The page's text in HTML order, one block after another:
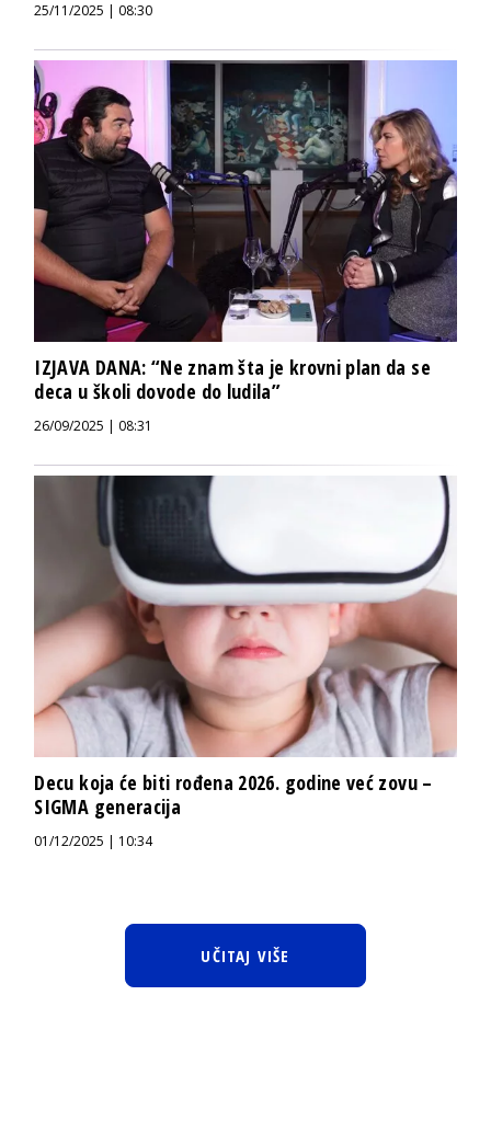
25/11/2025 | 08:30
IZJAVA DANA: “Ne znam šta je krovni plan da se
deca u školi dovode do ludila”
26/09/2025 | 08:31
Decu koja će biti rođena 2026. godine već zovu –
SIGMA generacija
01/12/2025 | 10:34
UČITAJ VIŠE